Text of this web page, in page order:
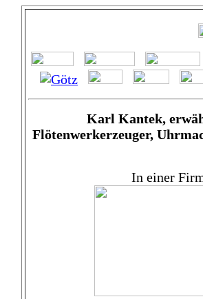
Karl Kantek,
Flötenwerkerzeuger,
In einer